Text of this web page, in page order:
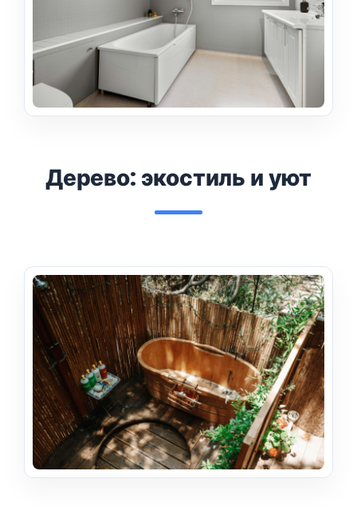
Дерево: экостиль и уют